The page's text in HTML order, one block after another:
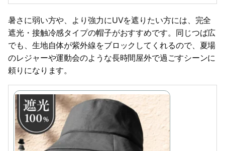
暑さに弱い方や、より強力にUVを遮りたい方には、完全
遮光・接触冷感タイプの帽子がおすすめです。同じつば広
でも、生地自体が紫外線をブロックしてくれるので、夏場
のレジャーや運動会のような長時間屋外で過ごすシーンに
頼りになります。